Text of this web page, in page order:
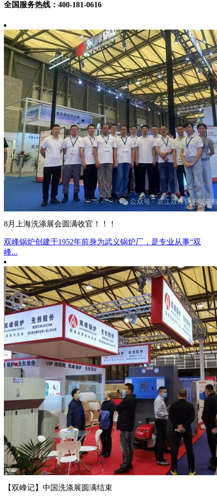
全国服务热线：400-181-0616
8月上海洗涤展会圆满收官！！！
双峰锅炉创建于1952年前身为武义锅炉厂，是专业从事“双
峰...
【双峰记】中国洗涤展圆满结束